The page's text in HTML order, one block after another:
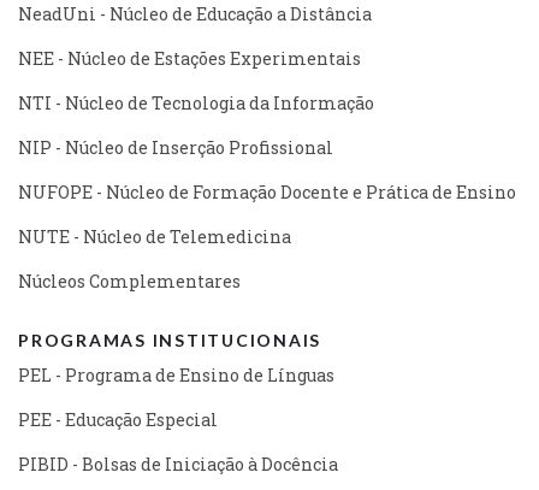
NeadUni - Núcleo de Educação a Distância
NEE - Núcleo de Estações Experimentais
NTI - Núcleo de Tecnologia da Informação
NIP - Núcleo de Inserção Profissional
NUFOPE - Núcleo de Formação Docente e Prática de Ensino
NUTE - Núcleo de Telemedicina
Núcleos Complementares
PROGRAMAS INSTITUCIONAIS
PEL - Programa de Ensino de Línguas
PEE - Educação Especial
PIBID - Bolsas de Iniciação à Docência